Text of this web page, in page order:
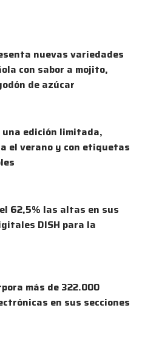
nuevas variedades
con sabor a mojito,
de azúcar
edición limitada,
el verano y con etiquetas
62,5% las altas en sus
DISH para la
más de 322.000
en sus secciones